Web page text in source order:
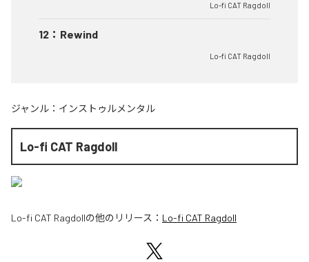
Lo-fi CAT Ragdoll
12 ： Rewind
Lo-fi CAT Ragdoll
ジャンル： インストゥルメンタル
Lo-fi CAT Ragdoll
Lo-fi CAT Ragdollの他のリリース： Lo-fi CAT Ragdoll